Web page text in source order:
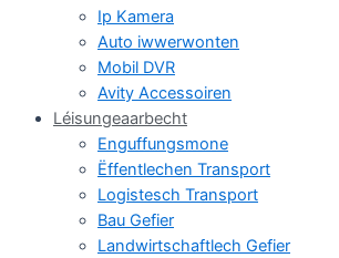
Ip Kamera
Auto iwwerwonten
Mobil DVR
Avity Accessoiren
Léisungeaarbecht
Enguffungsmone
Ëffentlechen Transport
Logistesch Transport
Bau Gefier
Landwirtschaftlech Gefier